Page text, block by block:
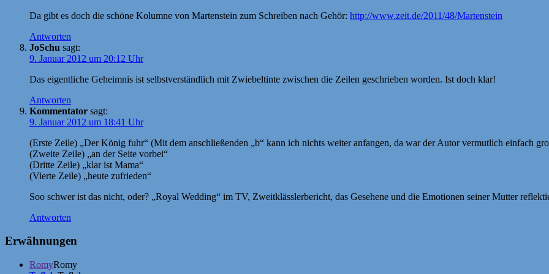
Da gibt es doch die schöne Kolumne von Martenstein zum Schreiben nach Gehör: http://www.zeit.de/2011/48/Martenstein
Antworten
JoSchu sagt:
9. Januar 2012 um 20:12 Uhr
Das eigentliche Geheimnis ist selbstverständlich mit Zwiebeltinte zwischen die Zeilen geschrieben worden. Ist doch klar!
Antworten
Kommentator sagt:
9. Januar 2012 um 18:41 Uhr
(Erste Zeile) „Der König fuhr“ (Mit dem anschließenden „b“ kann ich nichts weiter anfangen, da war der Autor vermutlich einfach
(Zweite Zeile) „an der Seite vorbei“
(Dritte Zeile) „klar ist Mama“
(Vierte Zeile) „heute zufrieden“
Soo schwer ist das nicht, oder? „Royal Wedding“ im TV, Zweitklässlerbericht, das Gesehene und die Emotionen seiner Mutter
Antworten
Erwähnungen
RomyRomy